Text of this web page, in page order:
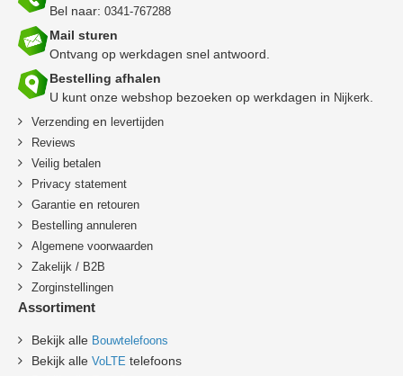
Bel naar: 0341-767288
Mail sturen
Ontvang op werkdagen snel antwoord.
Bestelling afhalen
U kunt onze webshop bezoeken op werkdagen in Nijkerk
Verzending en levertijden
Reviews
Veilig betalen
Privacy statement
Garantie en retouren
Bestelling annuleren
Algemene voorwaarden
Zakelijk / B2B
Zorginstellingen
Assortiment
Bekijk alle Bouwtelefoons
Bekijk alle VoLTE telefoons